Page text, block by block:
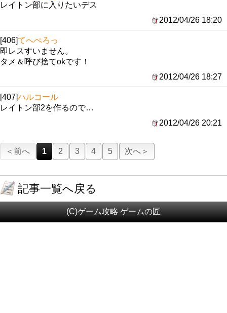
レイトン部に入りたいデス
2012/04/26 18:20
[406]てへぺろっ
即レスすいません。
タメ＆呼び捨てokです！
2012/04/26 18:27
[407]ハルコール
レイトン部2を作るので…
2012/04/26 20:21
＜前へ 1 2 3 4 5 次へ＞
記事一覧へ戻る
(C)ゲーム攻略 ゲームの匠